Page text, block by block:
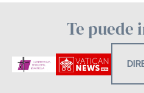
Te puede